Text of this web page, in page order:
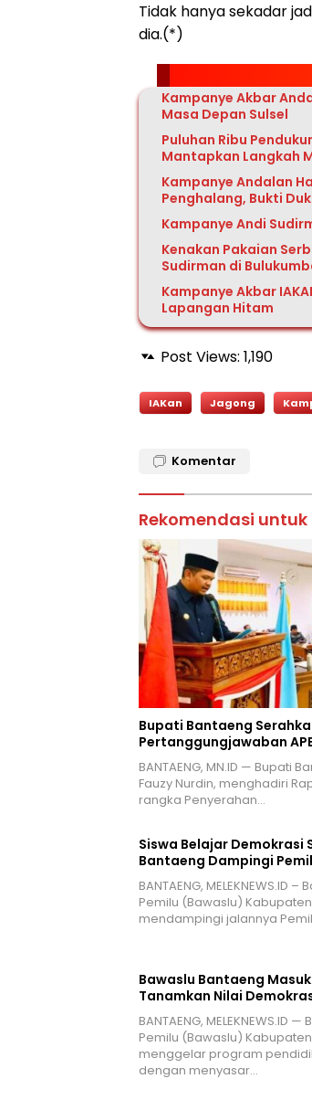
Tidak hanya sekadar
dia.(*)
Kampanye Akbar
Masa Depan Sulsel
Puluhan Ribu
Mantapkan Langkah
Kampanye Andalan
Penghalang, Bukti
Kampanye Andi
Kenakan Pakaian
Sudirman di
Kampanye Akbar
Lapangan Hitam
Post Views: 1,190
IAKan Jagong
Komentar
Rekomendasi
Bupati Bantaeng
Pertanggungjawaban
BANTAENG, MN.ID — Bupati
Fauzy Nurdin, menghadiri
rangka Penyerahan…
Siswa Belajar Demokrasi
Bantaeng Dampingi
BANTAENG, MELEKNEWS.ID
Pemilu (Bawaslu)
mendampingi jalannya
Bawaslu Bantaeng
Tanamkan Nilai
BANTAENG, MELEKNEWS.ID
Pemilu (Bawaslu)
menggelar program
dengan menyasar…